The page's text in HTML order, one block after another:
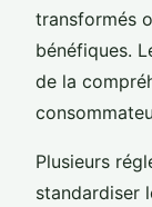
transformés
bénéfiques.
de la
Plusieurs
standardiser